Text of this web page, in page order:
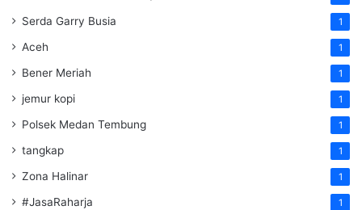
Serda Garry Busia 1
Aceh 1
Bener Meriah 1
jemur kopi 1
Polsek Medan Tembung 1
tangkap 1
Zona Halinar 1
#JasaRaharja 1